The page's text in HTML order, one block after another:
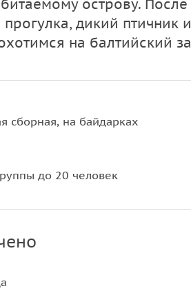
острову.
дикий птичник
на балтийский
сборная, на байдарках
до 20 человек